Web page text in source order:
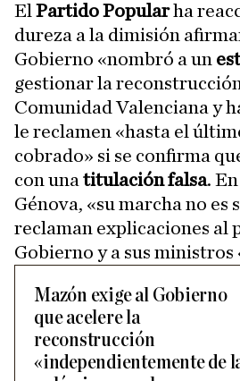
El Partido Popularha
dureza a la dimisión
Gobierno «nombró a un
gestionar la
Comunidad Valenciana y
le reclamen «hasta el
cobrado» si se confirma
con una titulación falsa.
Génova, «su marcha no es
reclaman explicaciones al
Gobierno y a sus ministros
Mazón exige al Gobierno
que acelere la
reconstrucción
«independientemente de